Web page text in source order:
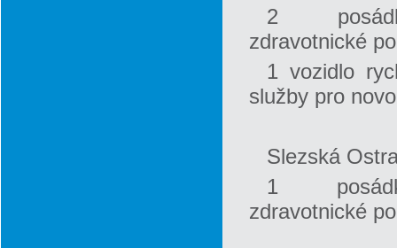
2
zdravotnické
1 vozidlo
služby pro
Slezská
1
zdravotnické